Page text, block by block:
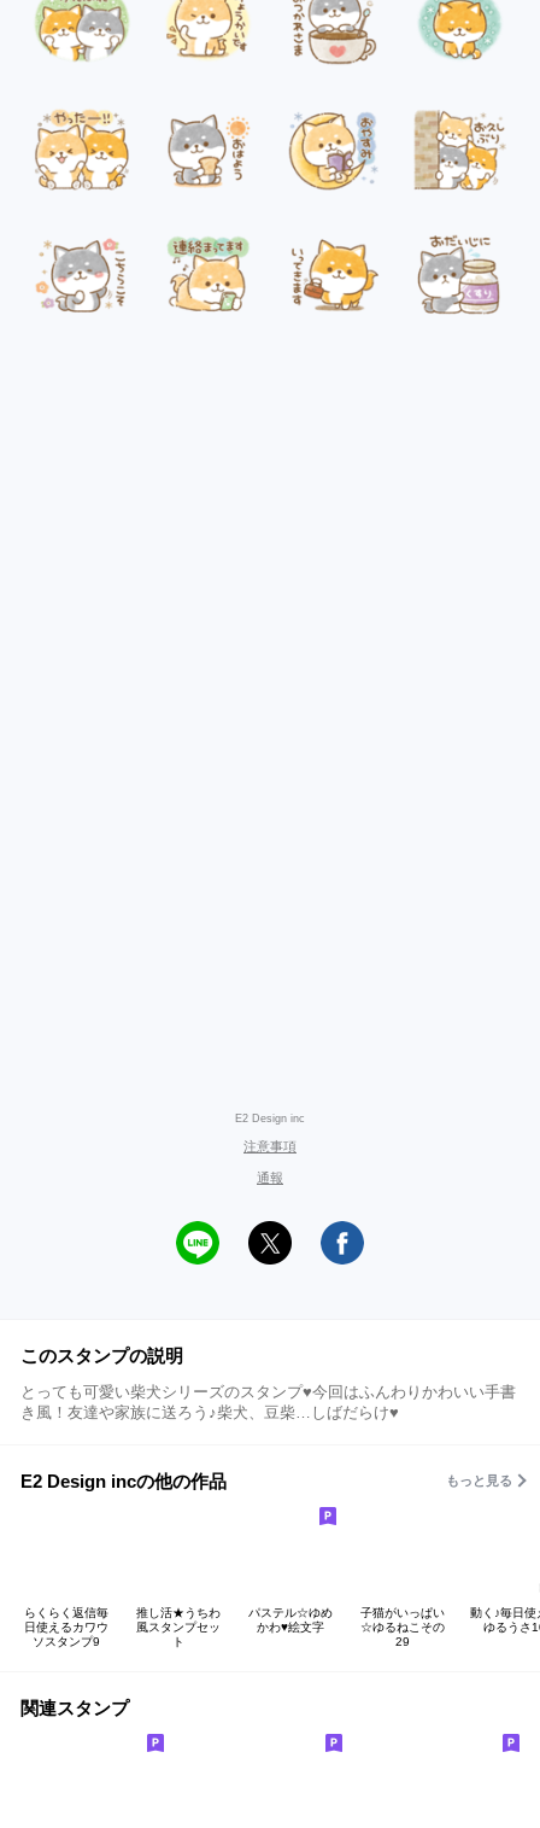
E2 Design inc
注意事項
通報
このスタンプの説明
とっても可愛い柴犬シリーズのスタンプ♥今回はふんわりかわいい手書
き風！友達や家族に送ろう♪柴犬、豆柴…しばだらけ♥
E2 Design incの他の作品 もっと見る
らくらく返信毎
日使えるカワウ
ソスタンプ9
推し活★うちわ
風スタンプセッ
ト
パステル☆ゆめ
かわ♥絵文字
子猫がいっぱい
☆ゆるねこその
29
動く♪毎日使
ゆるうさ
関連スタンプ